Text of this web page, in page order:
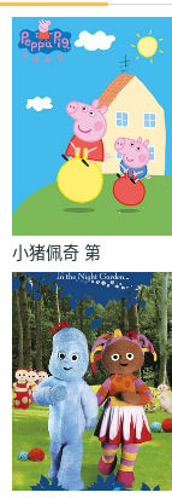
小猪佩奇 第
一季